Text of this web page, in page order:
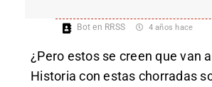
Bot en RRSS 4 años hace
¿Pero estos se creen que van
Historia con estas chorradas